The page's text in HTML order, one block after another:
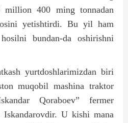
million 400 ming tonnadan
yetishtirdi. Bu yil ham
bundan-da oshirishni
yurt­doshlarimizdan biri
muqobil mashina traktor
Qoraboev” fermer
U kishi mana